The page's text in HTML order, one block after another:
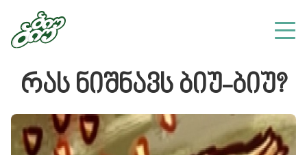
რას ნიშნავს ბიუ-ბიუ?